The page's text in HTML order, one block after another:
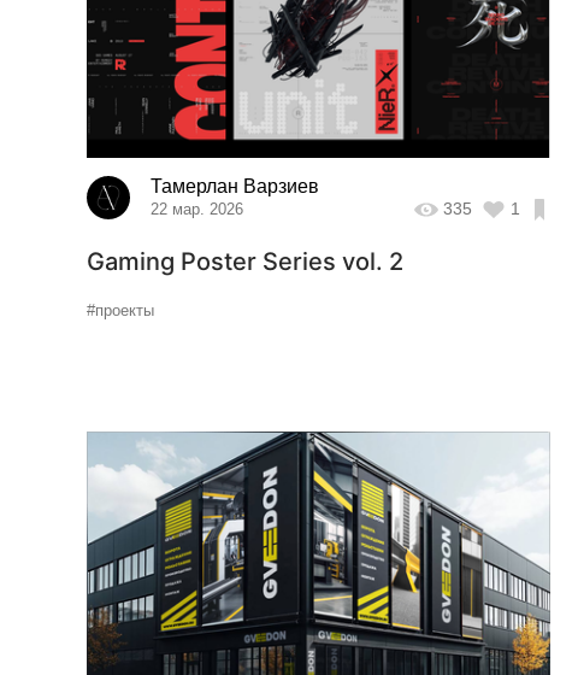
Тамерлан Варзиев
22 мар. 2026 335 1
Gaming Poster Series vol. 2
#проекты